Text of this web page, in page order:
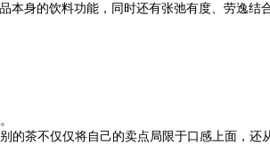
本身的饮料功能，同时还有张弛有度、劳逸结
茶不仅仅将自己的卖点局限于口感上面，还